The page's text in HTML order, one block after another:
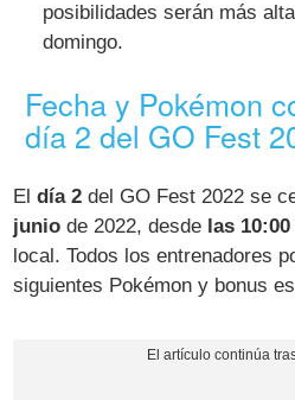
posibilidades serán más
domingo.
Fecha y Pokémon
día 2 del GO Fest
Eldía 2 del GO Fest 2022 se
junio de 2022, desde las
local. Todos los entrenadores
siguientes Pokémon y bonus